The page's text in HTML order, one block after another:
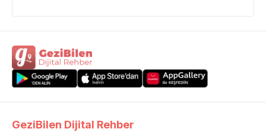
GeziBilen Dijital Rehber